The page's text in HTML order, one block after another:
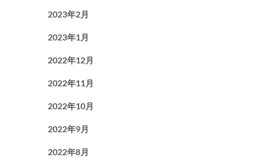
2023年2月
2023年1月
2022年12月
2022年11月
2022年10月
2022年9月
2022年8月